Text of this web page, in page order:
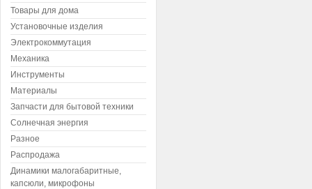
Товары для дома
Установочные изделия
Электрокоммутация
Механика
Инструменты
Материалы
Запчасти для бытовой техники
Солнечная энергия
Разное
Распродажа
Динамики малогабаритные,
капсюли, микрофоны